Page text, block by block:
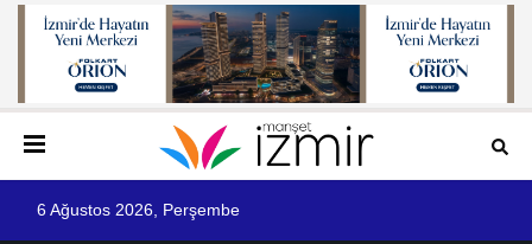
6 Ağustos 2026, Perşembe